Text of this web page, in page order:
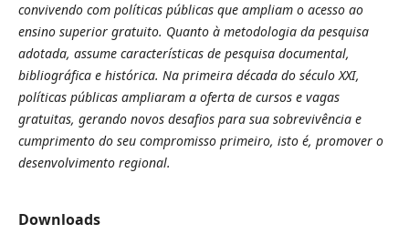
convivendo com políticas públicas que ampliam o acesso ao
ensino superior gratuito. Quanto à metodologia da pesquisa
adotada, assume características de pesquisa documental,
bibliográfica e histórica. Na primeira década do século XXI,
políticas públicas ampliaram a oferta de cursos e vagas
gratuitas, gerando novos desafios para sua sobrevivência e
cumprimento do seu compromisso primeiro, isto é, promover o
desenvolvimento regional.
Downloads